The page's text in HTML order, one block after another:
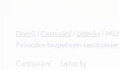
Domů / Cestování / Letecky /
Průvodce bezpečným cestováním
Cestování · Letecky